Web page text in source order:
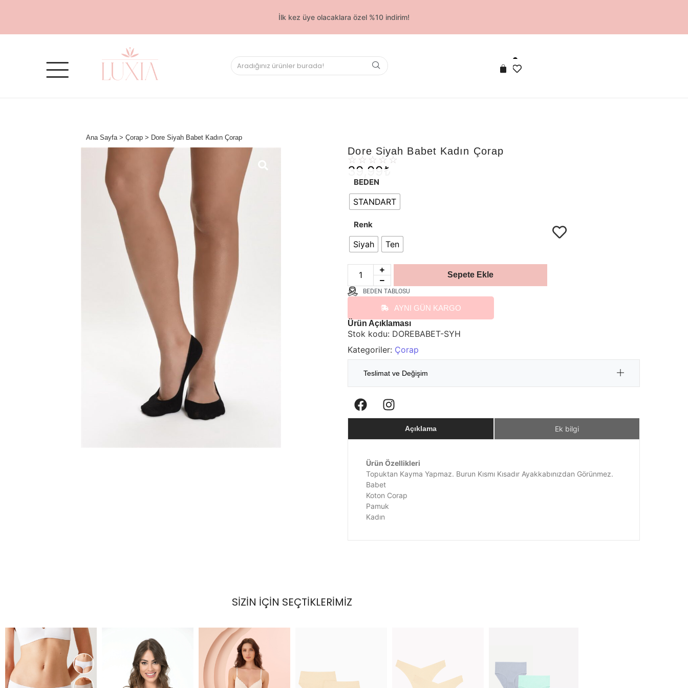
İlk kez üye olacaklara özel %10 indirim!
Ana Sayfa> Çorap> Dore Siyah Babet Kadın Çorap
Dore Siyah Babet Kadın Çorap
☆ ☆ ☆ ☆☆
39,99₺
BEDEN
STANDART
Renk
Siyah Ten
Sepete Ekle
BEDEN TABLOSU
AYNI GÜN KARGO
Ürün Açıklaması
Stok kodu: DOREBABET-SYH
Kategoriler: Çorap
Teslimat ve Değişim
Açıklama Ek bilgi
Ürün Özellikleri
Topuktan Kayma Yapmaz. Burun Kısmı Kısadır Ayakkabınızdan Görünmez.
Babet
Koton Corap
Pamuk
Kadın
SİZİN İÇİN SEÇTİKLERİMİZ